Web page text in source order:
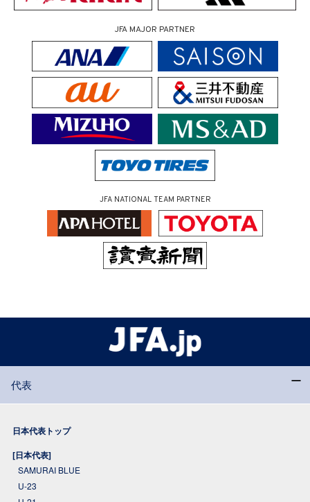
JFA MAJOR PARTNER
JFA NATIONAL TEAM PARTNER
代表
日本代表トップ
[日本代表]
SAMURAI BLUE
U-23